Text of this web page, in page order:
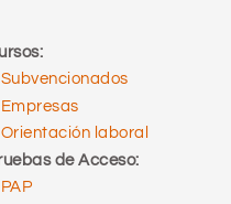
Subvencionados
Empresas
Orientación laboral
de Acceso:
PAP